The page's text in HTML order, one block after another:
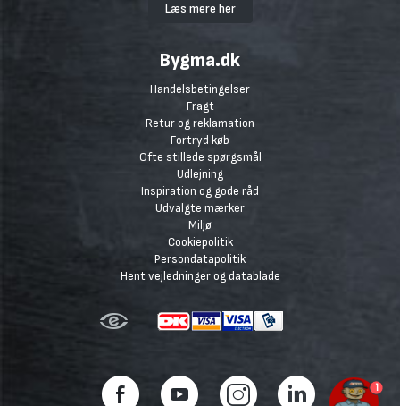
Læs mere her
Bygma.dk
Handelsbetingelser
Fragt
Retur og reklamation
Fortryd køb
Ofte stillede spørgsmål
Udlejning
Inspiration og gode råd
Udvalgte mærker
Miljø
Cookiepolitik
Persondatapolitik
Hent vejledninger og datablade
1